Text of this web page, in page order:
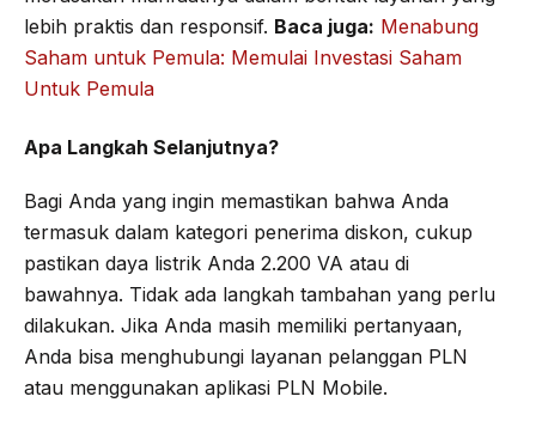
lebih praktis dan responsif. Baca juga: Menabung
Saham untuk Pemula: Memulai Investasi Saham
Untuk Pemula
Apa Langkah Selanjutnya?
Bagi Anda yang ingin memastikan bahwa Anda
termasuk dalam kategori penerima diskon, cukup
pastikan daya listrik Anda 2.200 VA atau di
bawahnya. Tidak ada langkah tambahan yang perlu
dilakukan. Jika Anda masih memiliki pertanyaan,
Anda bisa menghubungi layanan pelanggan PLN
atau menggunakan aplikasi PLN Mobile.